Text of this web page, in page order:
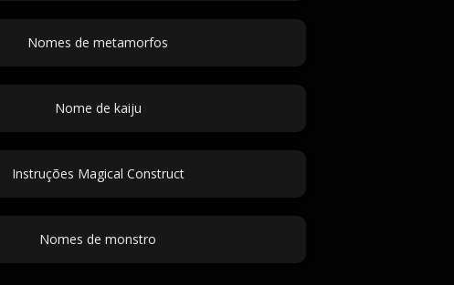
Nomes de metamorfos
Nome de kaiju
Instruções Magical Construct
Nomes de monstro